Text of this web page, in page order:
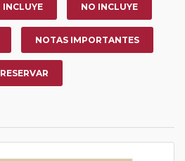
INCLUYE NO INCLUYE
NOTAS IMPORTANTES
RESERVAR